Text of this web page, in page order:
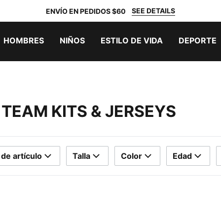
ENVÍO EN PEDIDOS $60 SEE DETAILS
HOMBRES NIÑOS ESTILO DE VIDA DEPORTE
KITS & JERSEYS
artículo Talla Color Edad